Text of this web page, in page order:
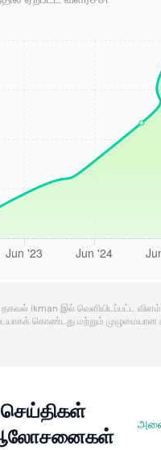
தகவல் ikman இல் வெளியிடப்பட்ட
கொண்டது மற்றும்